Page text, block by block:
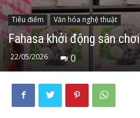
Tiêu điểm Văn hóa nghệ thuật
Fahasa khởi động sân
22/05/2026 0